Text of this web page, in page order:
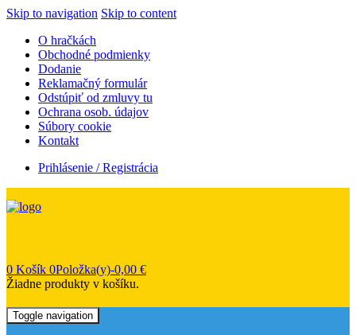
Skip to navigation Skip to content
O hračkách
Obchodné podmienky
Dodanie
Reklamačný formulár
Odstúpiť od zmluvy tu
Ochrana osob. údajov
Súbory cookie
Kontakt
Prihlásenie / Registrácia
0 Košík 0Položka(y)-0,00 €
Žiadne produkty v košíku.
Toggle navigation